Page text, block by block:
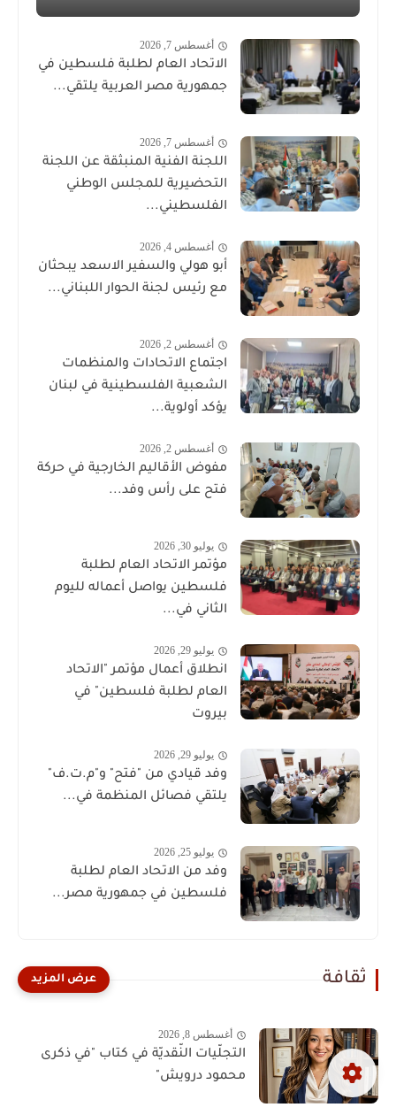
أغسطس 7, 2026
الاتحاد العام لطلبة فلسطين في
جمهورية مصر العربية يلتقي...
أغسطس 7, 2026
اللجنة الفنية المنبثقة عن اللجنة
التحضيرية للمجلس الوطني
الفلسطيني...
أغسطس 4, 2026
أبو هولي والسفير الاسعد يبحثان
مع رئيس لجنة الحوار اللبناني...
أغسطس 2, 2026
اجتماع الاتحادات والمنظمات
الشعبية الفلسطينية في لبنان
يؤكد أولوية...
أغسطس 2, 2026
مفوض الأقاليم الخارجية في حركة
فتح على رأس وفد...
يوليو 30, 2026
مؤتمر الاتحاد العام لطلبة
فلسطين يواصل أعماله لليوم
الثاني في...
يوليو 29, 2026
انطلاق أعمال مؤتمر "الاتحاد
العام لطلبة فلسطين" في
بيروت
يوليو 29, 2026
وفد قيادي من "فتح" و"م.ت.ف"
يلتقي فصائل المنظمة في...
يوليو 25, 2026
وفد من الاتحاد العام لطلبة
فلسطين في جمهورية مصر...
ثقافة
أغسطس 8, 2026
التجلّيات النّقديّة في كتاب "في ذكرى
محمود درويش"